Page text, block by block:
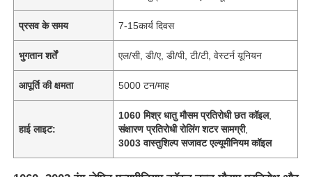
प्रसव के समय 7-15कार्य दिवस
भुगतान शर्तें एल/सी, डी/ए, डी/पी, टी/टी, वेस्टर्न यूनियन
आपूर्ति की क्षमता 5000 टन/माह
हाई लाइट:
1060 मिश्र धातु मौसम प्रतिरोधी छत कॉइल,
संक्षारण प्रतिरोधी रोलिंग शटर सामग्री,
3003 वास्तुशिल्प सजावट एल्यूमीनियम कॉइल